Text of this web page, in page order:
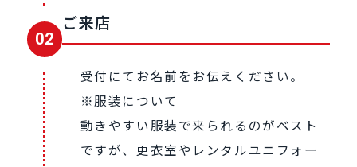
02
ご来店
受付にてお名前をお伝えください。
※服装について
動きやすい服装で来られるのがベスト
ですが、更衣室やレンタルユニフォー